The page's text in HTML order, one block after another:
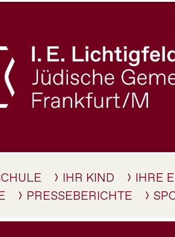
IHR KIND IHRE
PRESSEBERICHTE